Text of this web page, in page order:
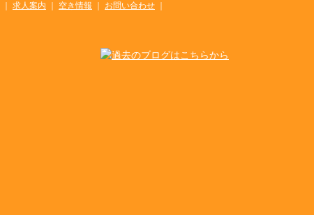
求人案内 空き情報 お問い合わせ